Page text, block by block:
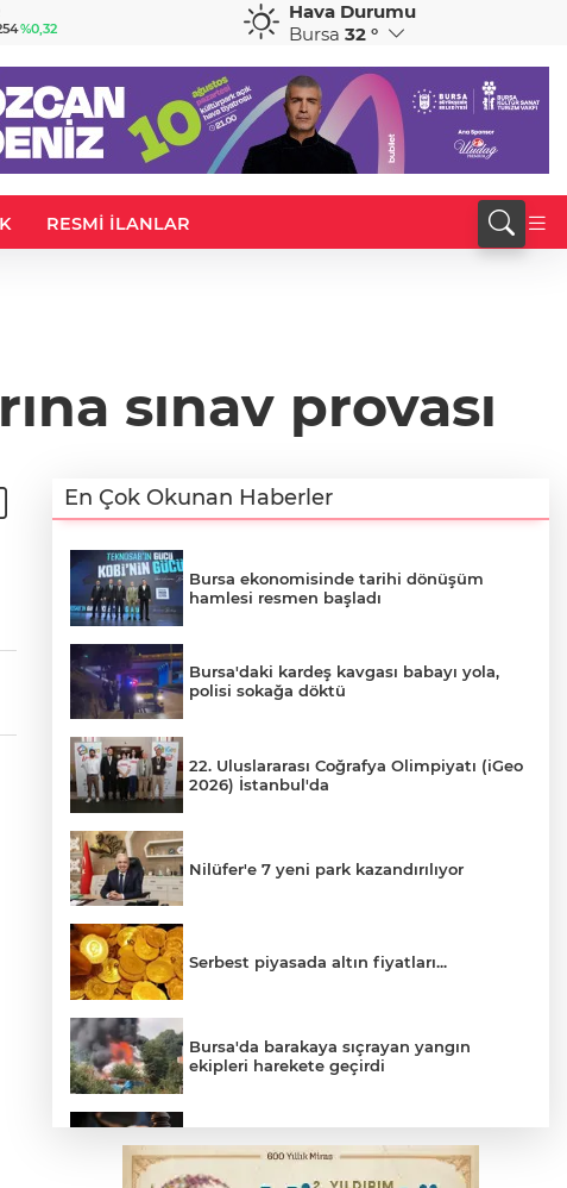
%0,32 %0,38
CHF
59,0083
Hava Durumu
Bursa 32 °
RESMİ İLANLAR
sınav provası
En Çok Okunan Haberler
Bursa ekonomisinde tarihi dönüşüm
hamlesi resmen başladı
Bursa'daki kardeş kavgası babayı yola,
polisi sokağa döktü
22. Uluslararası Coğrafya Olimpiyatı (iGeo
2026) İstanbul'da
Nilüfer'e 7 yeni park kazandırılıyor
Serbest piyasada altın fiyatları...
Bursa'da barakaya sıçrayan yangın
ekipleri harekete geçirdi
Yargıtay’dan primle çalışanlara müjde